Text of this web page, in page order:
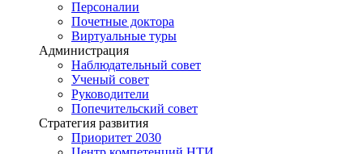
Персоналии
Почетные доктора
Виртуальные туры
Администрация
Наблюдательный совет
Ученый совет
Руководители
Попечительский совет
Стратегия развития
Приоритет 2030